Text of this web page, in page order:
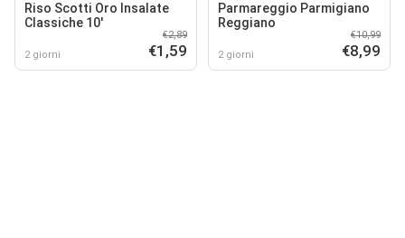
Riso Scotti Oro Insalate
Classiche 10'
2 giorni
€2,89
€1,59
Parmareggio Parmigiano
Reggiano
2 giorni
€10,99
€8,99